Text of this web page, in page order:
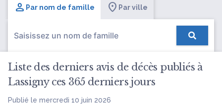
Par nom de famille Par ville
Liste des derniers avis de décès publiés à
Lassigny ces 365 derniers jours
Publié le mercredi 10 juin 2026